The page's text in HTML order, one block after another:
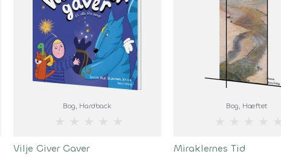
Bog, Hardback
Vilje Giver Gaver
Bog, Hæftet
Miraklernes Tid